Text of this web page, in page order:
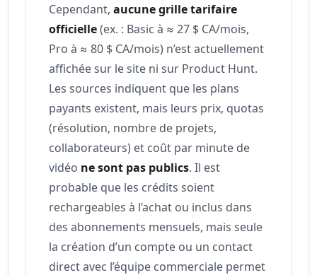
Cependant,aucune grille tarifaire
officielle(ex. : Basic à ≈ 27 $ CA/mois,
Pro à ≈ 80 $ CA/mois) n’est actuellement
affichée sur le site ni sur Product Hunt.
Les sources indiquent que les plans
payants existent, mais leurs prix, quotas
(résolution, nombre de projets,
collaborateurs) et coût par minute de
vidéo ne sont pas publics. Il est
probable que les crédits soient
rechargeables à l’achat ou inclus dans
des abonnements mensuels, mais seule
la création d’un compte ou un contact
direct avec l’équipe commerciale permet